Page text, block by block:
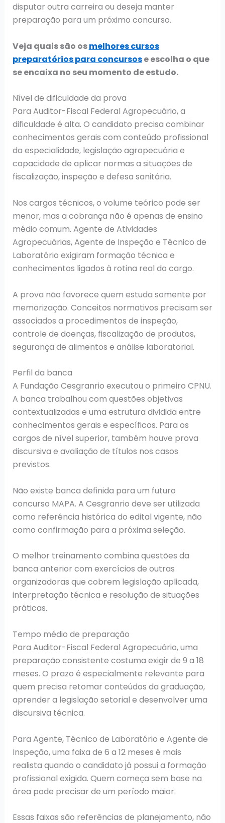
disputar outra carreira ou deseja manter
preparação para um próximo concurso.
Veja quais são osmelhores cursos
preparatórios para concursose escolha o que
se encaixa no seu momento de estudo.
Nível de dificuldade da prova
Para Auditor-Fiscal Federal Agropecuário, a
dificuldade é alta. O candidato precisa combinar
conhecimentos gerais com conteúdo profissional
da especialidade, legislação agropecuária e
capacidade de aplicar normas a situações de
fiscalização, inspeção e defesa sanitária.
Nos cargos técnicos, o volume teórico pode ser
menor, mas a cobrança não é apenas de ensino
médio comum. Agente de Atividades
Agropecuárias, Agente de Inspeção e Técnico de
Laboratório exigiram formação técnica e
conhecimentos ligados à rotina real do cargo.
A prova não favorece quem estuda somente por
memorização. Conceitos normativos precisam ser
associados a procedimentos de inspeção,
controle de doenças, fiscalização de produtos,
segurança de alimentos e análise laboratorial.
Perfil da banca
A Fundação Cesgranrio executou o primeiro CPNU.
A banca trabalhou com questões objetivas
contextualizadas e uma estrutura dividida entre
conhecimentos gerais e específicos. Para os
cargos de nível superior, também houve prova
discursiva e avaliação de títulos nos casos
previstos.
Não existe banca definida para um futuro
concurso MAPA. A Cesgranrio deve ser utilizada
como referência histórica do edital vigente, não
como confirmação para a próxima seleção.
O melhor treinamento combina questões da
banca anterior com exercícios de outras
organizadoras que cobrem legislação aplicada,
interpretação técnica e resolução de situações
práticas.
Tempo médio de preparação
Para Auditor-Fiscal Federal Agropecuário, uma
preparação consistente costuma exigir de 9 a 18
meses. O prazo é especialmente relevante para
quem precisa retomar conteúdos da graduação,
aprender a legislação setorial e desenvolver uma
discursiva técnica.
Para Agente, Técnico de Laboratório e Agente de
Inspeção, uma faixa de 6 a 12 meses é mais
realista quando o candidato já possui a formação
profissional exigida. Quem começa sem base na
área pode precisar de um período maior.
Essas faixas são referências de planejamento, não